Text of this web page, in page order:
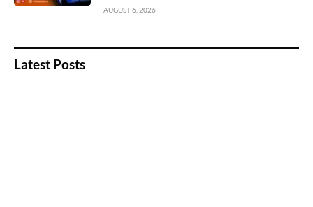
AUGUST 6, 2026
Latest Posts